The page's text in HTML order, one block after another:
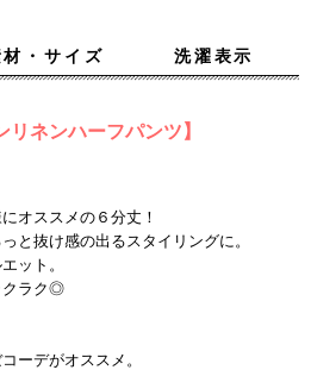
材・サイズ 洗濯表示
リネンハーフパンツ】
オススメの６分丈！
と抜け感の出るスタイリングに。
ット。
クラク◎
ーデがオススメ。